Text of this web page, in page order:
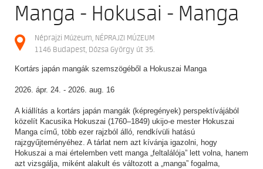
Manga - Hokusai - Manga
Néprajzi Múzeum, NÉPRAJZI MÚZEUM
1146 Budapest, Dózsa György út 35.
Kortárs japán mangák szemszögéből a Hokuszai Manga
2026. ápr. 24. - 2026. aug. 16
A kiállítás a kortárs japán mangák (képregények) perspektívájából
közelít Kacusika Hokuszai (1760–1849) ukijo-e mester Hokuszai
Manga című, több ezer rajzból álló, rendkívüli hatású
rajzgyűjteményéhez. A tárlat nem azt kívánja igazolni, hogy
Hokuszai a mai értelemben vett manga „feltalálója” lett volna, hanem
azt vizsgálja, miként alakult és változott a „manga” fogalma,